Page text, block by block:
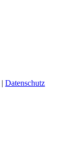
|Datenschutz